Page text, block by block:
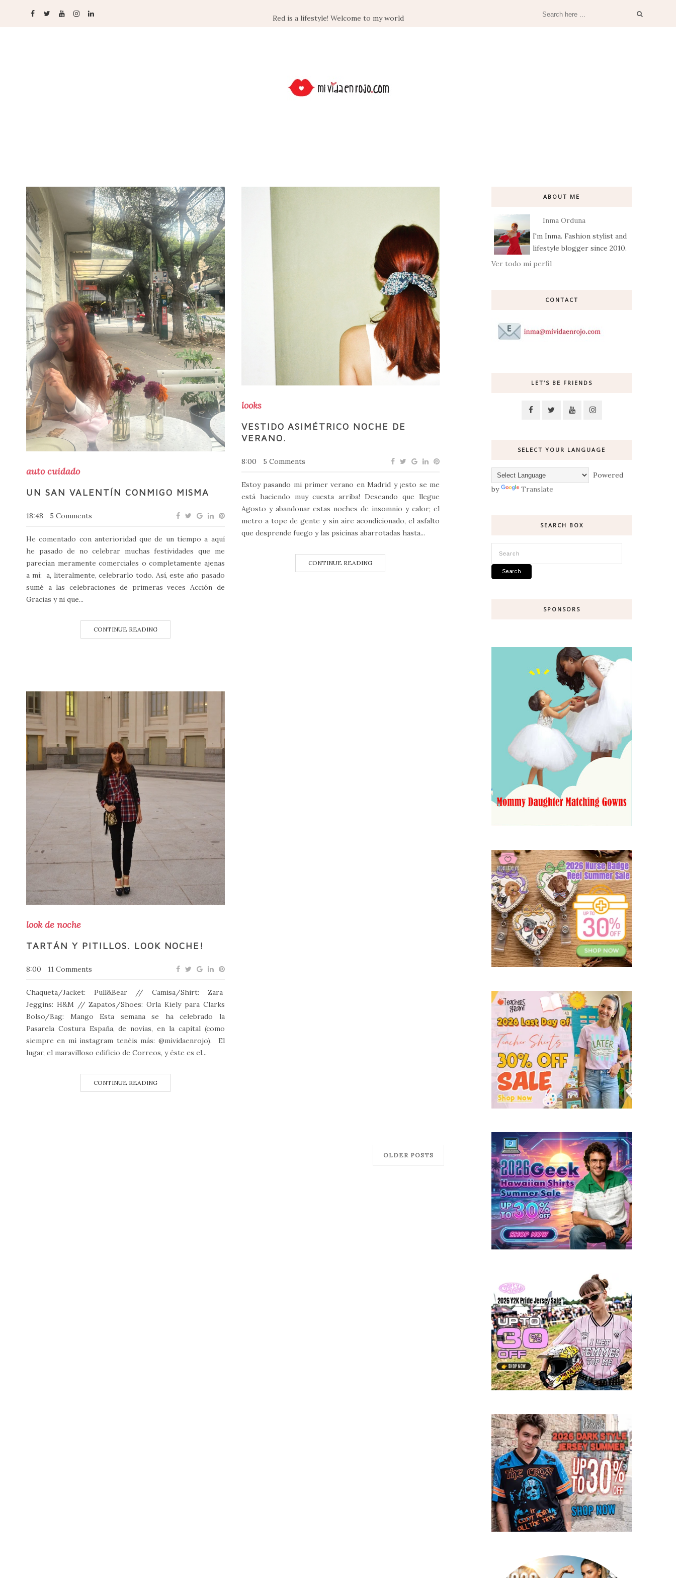
Red is a lifestyle! Welcome to my world
auto cuidado
UN SAN VALENTÍN CONMIGO MISMA
18:48 5 Comments
He comentado con anterioridad que de un tiempo a aquí
he pasado de no celebrar muchas festividades que me
parecían meramente comerciales o completamente ajenas
a mí; a, literalmente, celebrarlo todo. Así, este año pasado
sumé a las celebraciones de primeras veces Acción de
Gracias y ni que...
CONTINUE READING
looks
VESTIDO ASIMÉTRICO NOCHE DE
VERANO.
8:00 5 Comments
Estoy pasando mi primer verano en Madrid y ¡esto se me
está haciendo muy cuesta arriba! Deseando que llegue
Agosto y abandonar estas noches de insomnio y calor; el
metro a tope de gente y sin aire acondicionado, el asfalto
que desprende fuego y las psicinas abarrotadas hasta...
CONTINUE READING
look de noche
TARTÁN Y PITILLOS. LOOK NOCHE!
8:00 11 Comments
Chaqueta/Jacket: Pull&Bear // Camisa/Shirt: Zara
Jeggins: H&M // Zapatos/Shoes: Orla Kiely para Clarks
Bolso/Bag: Mango Esta semana se ha celebrado la
Pasarela Costura España, de novias, en la capital (como
siempre en mi instagram tenéis más: @mividaenrojo). El
lugar, el maravilloso edificio de Correos, y éste es el...
CONTINUE READING
OLDER POSTS
ABOUT ME
Inma Orduna
I'm Inma. Fashion stylist and
lifestyle blogger since 2010.
Ver todo mi perfil
CONTACT
LET’S BE FRIENDS
SELECT YOUR LANGUAGE
Powered
by
Translate
SEARCH BOX
SPONSORS